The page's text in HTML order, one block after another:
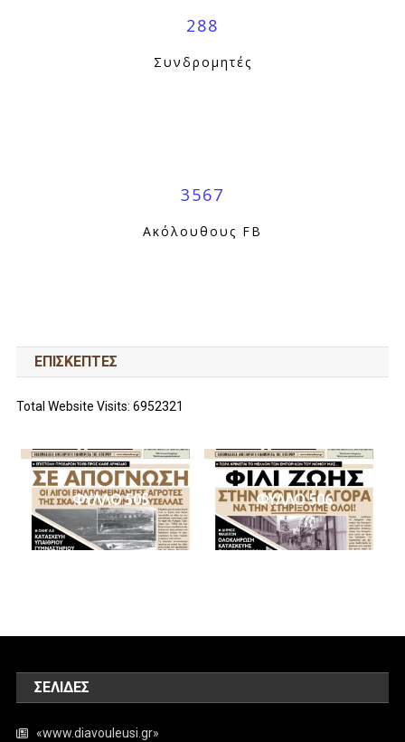
288
Συνδρομητές
3567
Ακόλουθους FB
ΕΠΙΣΚΕΠΤΕΣ
Total Website Visits: 6952321
ΦΥΛΛΟ 505 ΦΥΛΛΟ 506
ΣΕΛΊΔΕΣ
«www.diavouleusi.gr»